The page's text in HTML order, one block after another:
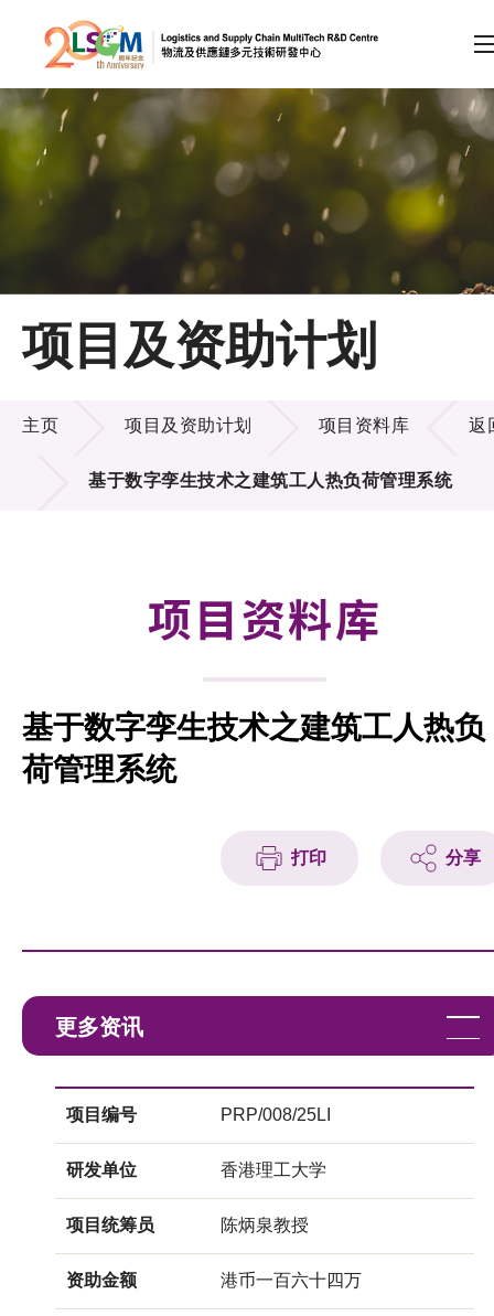
跳到内容（按回车键）
会员登录
A A EN 繁 简
主页
关于LSCM
技术商品化
项目及资助计划
资助计划
项目资料库
会籍
项目及资助计划
项目及资助计划
主页 项目及资助计划 项目资料库
基于数字孪生技术之建筑工人热负荷管理系统
返
项目资料库
基于数字孪生技术之建筑工人热负
荷管理系统
打印 分享
更多资讯
项目编号 PRP/008/25LI
研发单位 香港理工大学
项目统筹员 陈炳泉教授
资助金额 港币一百六十四万